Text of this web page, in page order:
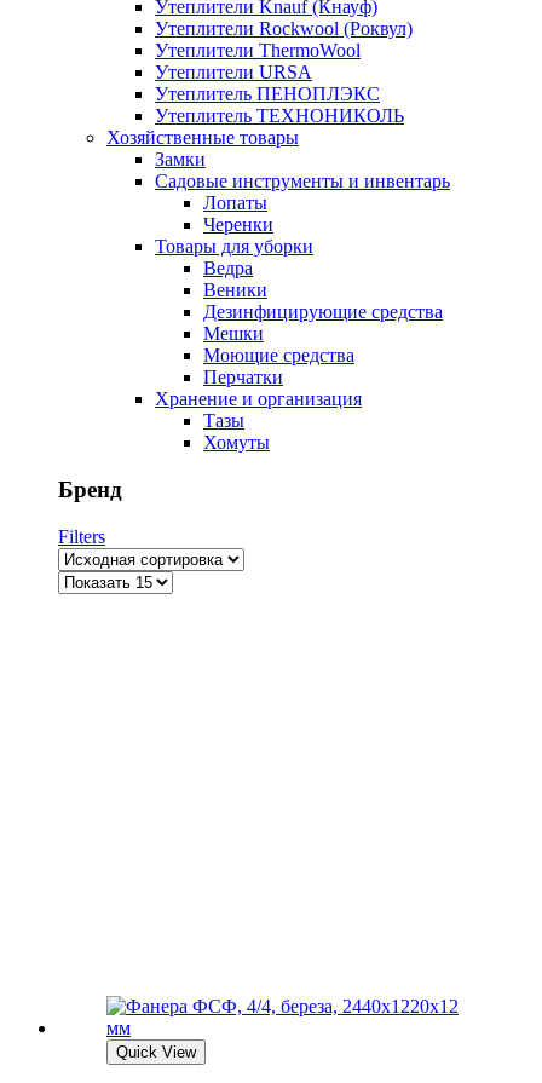
Утеплители Knauf (Кнауф)
Утеплители Rockwool (Роквул)
Утеплители ThermoWool
Утеплители URSA
Утеплитель ПЕНОПЛЭКС
Утеплитель ТЕХНОНИКОЛЬ
Хозяйственные товары
Замки
Садовые инструменты и инвентарь
Лопаты
Черенки
Товары для уборки
Ведра
Веники
Дезинфицирующие средства
Мешки
Моющие средства
Перчатки
Хранение и организация
Тазы
Хомуты
Бренд
Filters
Quick View